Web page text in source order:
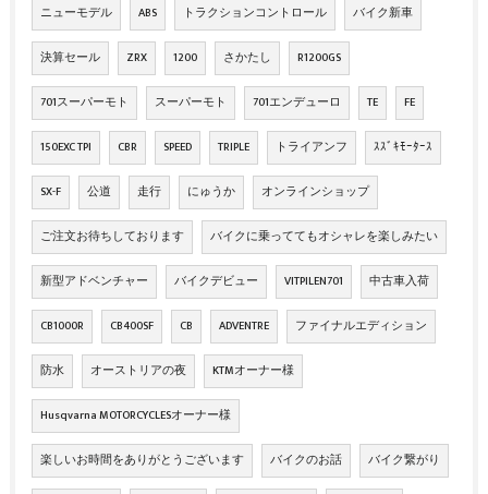
ニューモデル ABS トラクションコントロール バイク新車
決算セール ZRX 1200 さかたし R1200GS
701スーパーモト スーパーモト 701エンデューロ TE FE
150EXC TPI CBR SPEED TRIPLE トライアンフ ｽｽﾞｷﾓｰﾀｰｽ
SX-F 公道 走行 にゅうか オンラインショップ
ご注文お待ちしております バイクに乗っててもオシャレを楽しみたい
新型アドベンチャー バイクデビュー VITPILEN701 中古車入荷
CB1000R CB400SF CB ADVENTRE ファイナルエディション
防水 オーストリアの夜 KTMオーナー様
Husqvarna MOTORCYCLESオーナー様
楽しいお時間をありがとうございます バイクのお話 バイク繋がり